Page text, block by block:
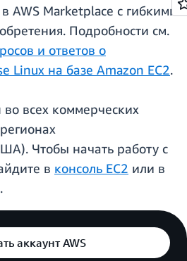
AWS Marketplace с гибкими
Подробности см.
и ответов о
Linux на базе Amazon EC2.
всех коммерческих
Чтобы начать работу с
в консоль EC2 или в
.
аккаунт AWS